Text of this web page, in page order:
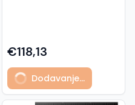
500 W iz Neostar 2S serije,
baziran na naprednoj N-
type ABC (All Back Contact)
tehnologiji. Ovaj panel je
namijenjen za moderne
€118,13
Dodavanje...